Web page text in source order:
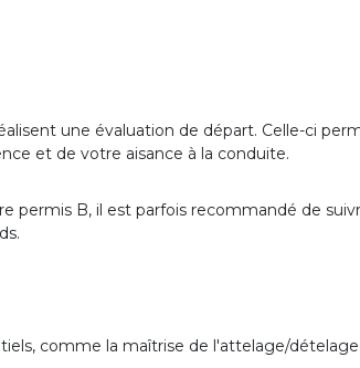
une évaluation de départ. Celle-ci
et de votre aisance à la conduite.
permis B, il est parfois recommandé de
comme la maîtrise de l'attelage/